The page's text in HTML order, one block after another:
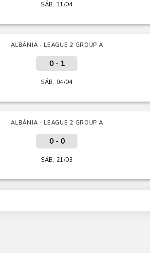
SÁB, 11/04
ALBÂNIA - LEAGUE 2 GROUP A
0- 1
SÁB, 04/04
ALBÂNIA - LEAGUE 2 GROUP A
0- 0
SÁB, 21/03